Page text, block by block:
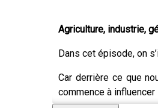
Agriculture, industrie,
Dans cet épisode, on
Car derrière ce que
commence à